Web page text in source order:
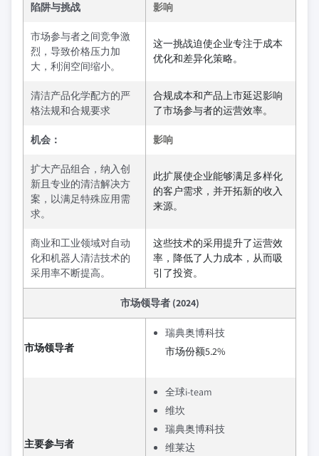
陷阱与挑战 影响
市场参与者之间竞争激
烈，导致价格压力加
大，利润空间缩小。
这一挑战迫使企业专注于成本
优化和差异化策略。
清洁产品化学配方的严
格法规和合规要求
合规成本和产品上市延迟影响
了市场参与者的运营效率。
机会： 影响
扩大产品组合，纳入创
新且专业的清洁解决方
案，以满足特殊应用需
求。
此扩展使企业能够满足多样化
的客户需求，并开拓新的收入
来源。
商业和工业领域对自动
化和机器人清洁技术的
采用率不断提高。
这些技术的采用提升了运营效
率，降低了人力成本，从而吸
引了投资。
市场领导者 (2024)
市场领导者
瑞典奥博科技
市场份额5.2%
主要参与者
全球i-team
维坎
瑞典奥博科技
维莱达